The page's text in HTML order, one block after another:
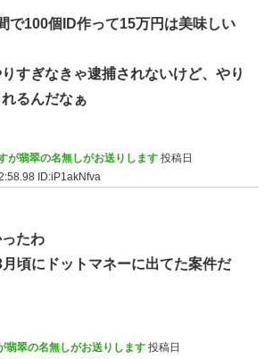
で100個ID作って15万円は美味しい
すぎなきゃ逮捕されないけど、やり
るんだなぁ
が翡翠の名無しがお送りします 投稿日
ID:iP1akNfva
たわ
頃にドットマネーに出てた案件だ
翡翠の名無しがお送りします 投稿日